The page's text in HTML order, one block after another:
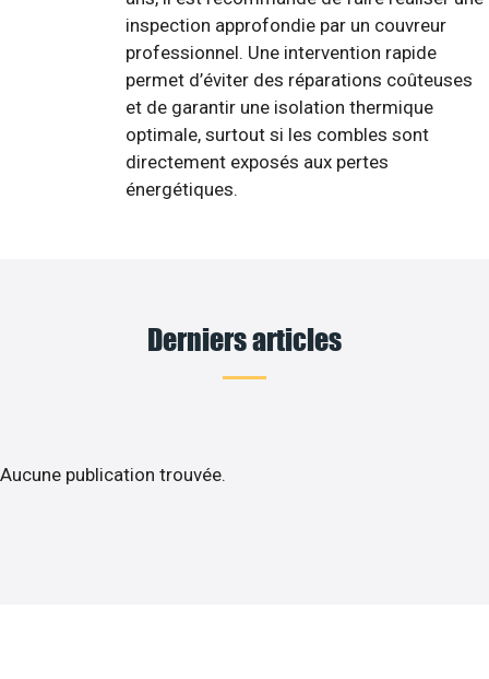
inspection approfondie par un couvreur
professionnel. Une intervention rapide
permet d’éviter des réparations coûteuses
et de garantir une isolation thermique
optimale, surtout si les combles sont
directement exposés aux pertes
énergétiques.
Derniers articles
Aucune publication trouvée.